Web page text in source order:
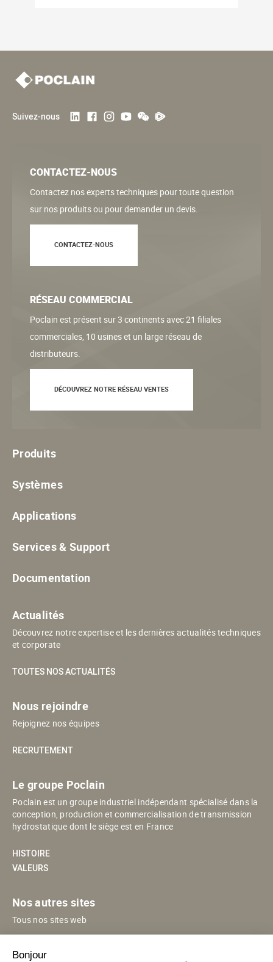
Suivez-nous
CONTACTEZ-NOUS
Contactez nos experts techniques pour toute question
sur nos produits ou pour demander un devis.
CONTACTEZ-NOUS
RÉSEAU COMMERCIAL
Poclain est présent sur 3 continents avec 21 filiales
commerciales, 10 usines et un large réseau de
distributeurs.
DÉCOUVREZ NOTRE RÉSEAU VENTES
Produits
Systèmes
Applications
Services & Support
Documentation
Actualités
Découvrez notre expertise et les dernières actualités techniques
et corporate
TOUTES NOS ACTUALITÉS
Nous rejoindre
Rejoignez nos équipes
RECRUTEMENT
Le groupe Poclain
Poclain est un groupe industriel indépendant spécialisé dans la
conception, production et commercialisation de transmission
hydrostatique dont le siège est en France
HISTOIRE
VALEURS
Nos autres sites
Tous nos sites web
Bonjour